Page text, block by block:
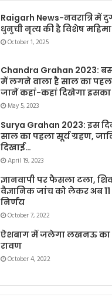
Raigarh News-नवरात्रि में
धुनुची नृत्य की है विशेष महिमा
October 1, 2025
Chandra Grahan 2023:
में लगने वाला है साल का पहला
जानें कहां-कहां दिखेगा
May 5, 2023
Surya Grahan 2023: इस
साल का पहला सूर्य ग्रहण,
दिखाई…
April 19, 2023
ज्ञानवापी पर फैसला टला,
वैज्ञानिक जांच को लेकर अब 11
निर्णय
October 7, 2022
ऐशबाग में जलेगा लखनऊ का
रावण
October 4, 2022